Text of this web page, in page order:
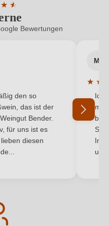
★ ★
★
Bewertung von 4.7
Bewertungen
von 5 von 5 Sternen
den so
das ist der
Bender.
für uns ist es
diesen
M
★ ★
Ich
mit
und